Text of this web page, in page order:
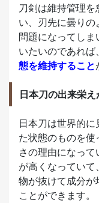
刀剣は維持管理
い、刃先に曇り
問題になってし
いたいのであれば、
態を維持すること
日本刀の出来栄
日本刀は世界的
た状態のものを
さの理由になっ
が高くなってい
物が抜けて成分
ことができます。